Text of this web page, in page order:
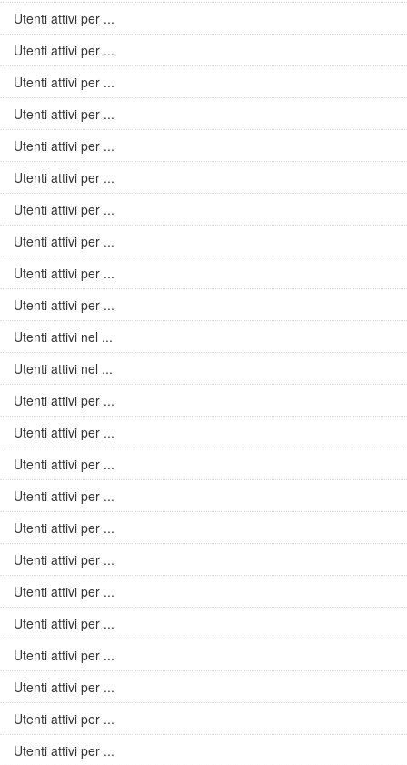
Utenti attivi per ...
Utenti attivi per ...
Utenti attivi per ...
Utenti attivi per ...
Utenti attivi per ...
Utenti attivi per ...
Utenti attivi per ...
Utenti attivi per ...
Utenti attivi per ...
Utenti attivi per ...
Utenti attivi nel ...
Utenti attivi nel ...
Utenti attivi per ...
Utenti attivi per ...
Utenti attivi per ...
Utenti attivi per ...
Utenti attivi per ...
Utenti attivi per ...
Utenti attivi per ...
Utenti attivi per ...
Utenti attivi per ...
Utenti attivi per ...
Utenti attivi per ...
Utenti attivi per ...